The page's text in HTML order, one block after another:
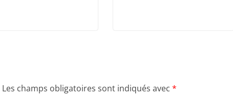
Les champs obligatoires sont indiqués avec *